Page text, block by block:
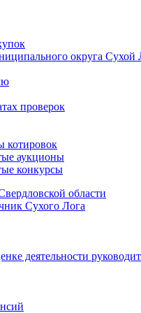
округа Сухой
проверок
котировок
аукционы
конкурсы